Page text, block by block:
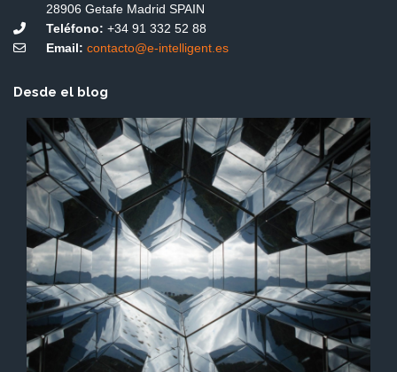
28906 Getafe Madrid SPAIN
Teléfono: +34 91 332 52 88
Email: contacto@e-intelligent.es
Desde el blog